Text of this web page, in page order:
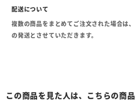
複数の商品をまとめてご注文された場合は
の発送とさせていただきます。
この商品を見た人は、こちらの商